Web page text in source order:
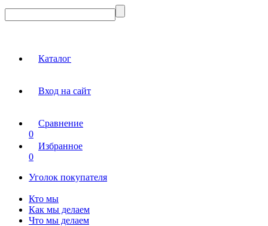
Каталог
Вход на сайт
Сравнение
0
Избранное
0
Уголок покупателя
Кто мы
Как мы делаем
Что мы делаем